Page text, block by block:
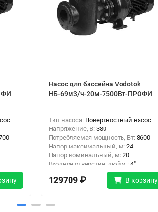
2"
Насос для бассейна Vodotok
НБ-69м3/ч-20м-7500Вт-ПРОФИ
Тип насоса: Поверхностный насос
Напряжение, В: 380
Потребляемая мощность, Вт: 8600
Напор максимальный, м: 24
Напор номинальный, м: 20
Входное отверстие, дюйм : 4"
Выходное отверстие, дюйм:2 1/2"
129709 ₽ В корзину